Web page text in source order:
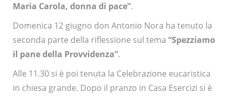
Maria Carola, donna di pace”.
Domenica 12 giugno don Antonio Nora ha tenuto la
seconda parte della riflessione sul tema “Spezziamo
il pane della Provvidenza”.
Alle 11.30 si è poi tenuta la Celebrazione eucaristica
in chiesa grande. Dopo il pranzo in Casa Esercizi si è